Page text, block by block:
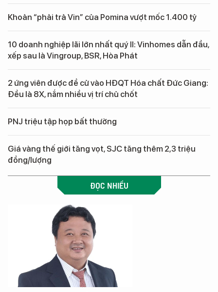
Khoản “phải trả Vin” của Pomina vượt mốc 1.400 tỷ
10 doanh nghiệp lãi lớn nhất quý II: Vinhomes dẫn đầu,
xếp sau là Vingroup, BSR, Hòa Phát
2 ứng viên được đề cử vào HĐQT Hóa chất Đức Giang:
Đều là 8X, nắm nhiều vị trí chủ chốt
PNJ triệu tập họp bất thường
Giá vàng thế giới tăng vọt, SJC tăng thêm 2,3 triệu
đồng/lượng
ĐỌC NHIỀU